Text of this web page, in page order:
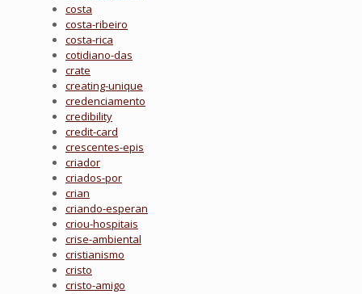
costa
costa-ribeiro
costa-rica
cotidiano-das
crate
creating-unique
credenciamento
credibility
credit-card
crescentes-epis
criador
criados-por
crian
criando-esperan
criou-hospitais
crise-ambiental
cristianismo
cristo
cristo-amigo